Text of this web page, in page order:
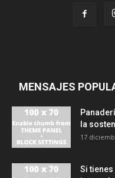
MENSAJES
la
17
Si